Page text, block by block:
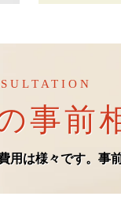
事前
は様々です。事